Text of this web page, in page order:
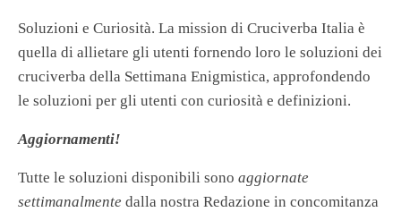
Soluzioni e Curiosità. La mission di Cruciverba Italia è
quella di allietare gli utenti fornendo loro le soluzioni dei
cruciverba della Settimana Enigmistica, approfondendo
le soluzioni per gli utenti con curiosità e definizioni.
Aggiornamenti!
Tutte le soluzioni disponibili sono aggiornate
settimanalmente dalla nostra Redazione in concomitanza